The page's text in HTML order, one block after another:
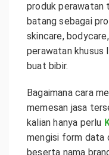
produk perawatan
batang sebagai
skincare,
perawatan khusus
buat bibir.
Bagaimana cara
memesan jasa
kalian hanya perlu
mengisi form data
beserta nama